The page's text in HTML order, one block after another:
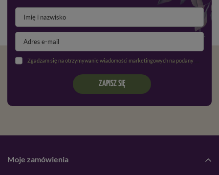
Zgadzam się na otrzymywanie wiadomości marketingowych na podany adres e-mail oraz przetwarzanie danych osobowych zgodnie z
ZAPISZ SIĘ
Moje zamówienia